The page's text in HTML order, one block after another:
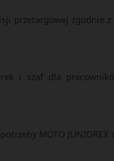
przetargowej zgodnie
i szaf dla
MOTO